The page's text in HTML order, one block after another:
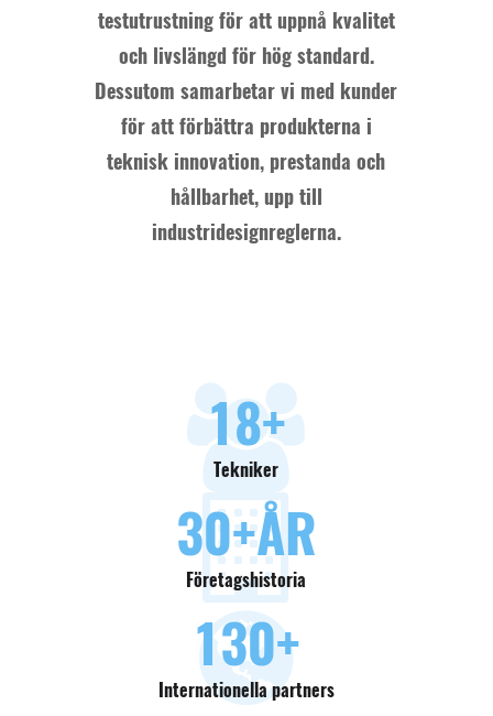
testutrustning för att uppnå kvalitet
och livslängd för hög standard.
Dessutom samarbetar vi med kunder
för att förbättra produkterna i
teknisk innovation, prestanda och
hållbarhet, upp till
industridesignreglerna.
18+
Tekniker
30+ÅR
Företagshistoria
130+
Internationella partners